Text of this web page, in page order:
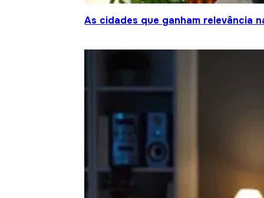
As cidades que ganham relevância